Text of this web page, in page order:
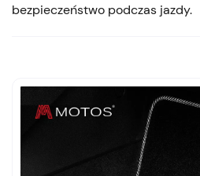
bezpieczeństwo podczas jazdy.